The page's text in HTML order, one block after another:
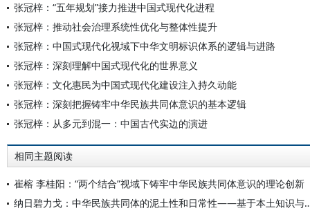
张冠梓：“五年规划”接力推进中国式现代化进程
张冠梓：推动社会治理系统性优化与整体性提升
张冠梓：中国式现代化视域下中华文明标识体系的逻辑与进路
张冠梓：深刻理解中国式现代化的世界意义
张冠梓：文化惠民为中国式现代化建设注入持久动能
张冠梓：深刻把握铸牢中华民族共同体意识的基本逻辑
张冠梓：从多元到混一：中国古代实边的演进
相同主题阅读
崔榕 李桂阳：“两个结合”视域下铸牢中华民族共同体意识的理论创新
纳日碧力戈：中华民族共同体的